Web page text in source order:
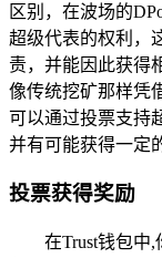
区别，在波场的
超级代表的权利，
责，并能因此获得
像传统挖矿那样凭
可以通过投票支持
并有可能获得一定
投票获得奖励
在Trust钱包中